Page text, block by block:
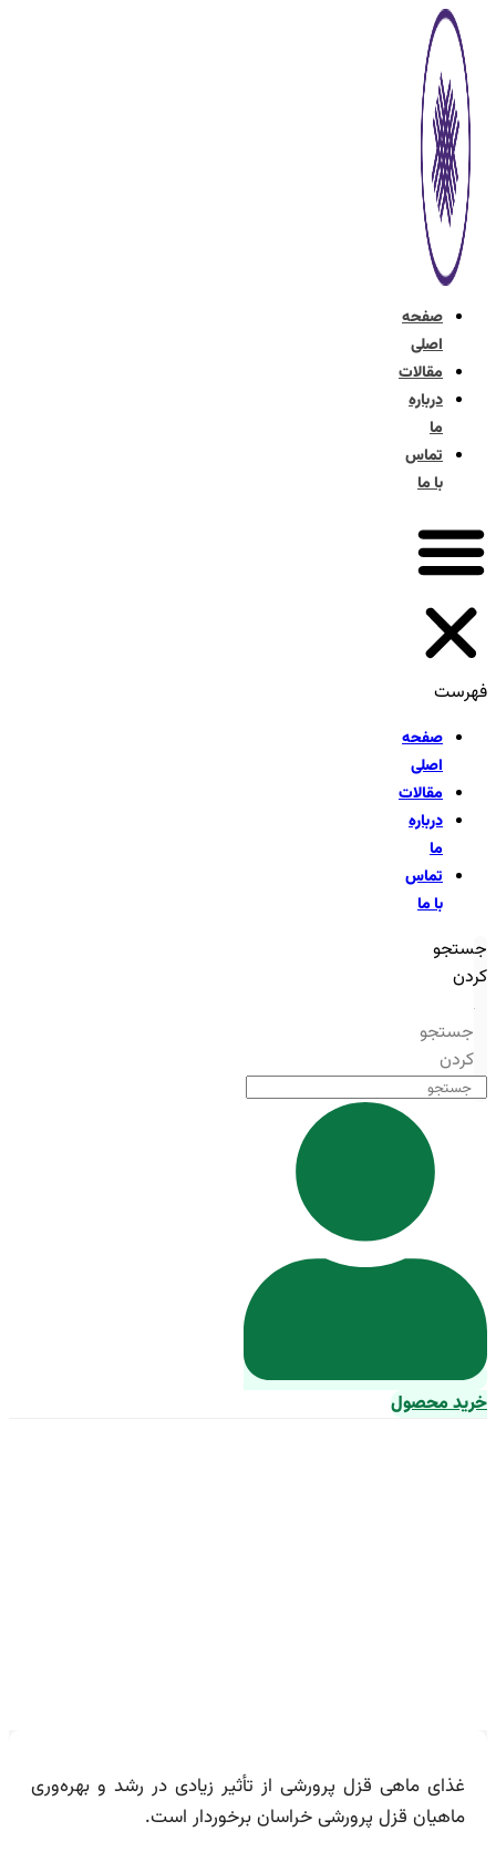
پرش
به
محتوا
صفحه
اصلی
مقالات
درباره
ما
تماس
با ما
فهرست
صفحه
اصلی
مقالات
درباره
ما
تماس
با ما
جستجو
کردن
جستجو
کردن
خرید محصول
غذای ماهی قزل پرورشی از تأثیر زیادی در رشد و بهره‌وری
ماهیان قزل پرورشی خراسان برخوردار است.